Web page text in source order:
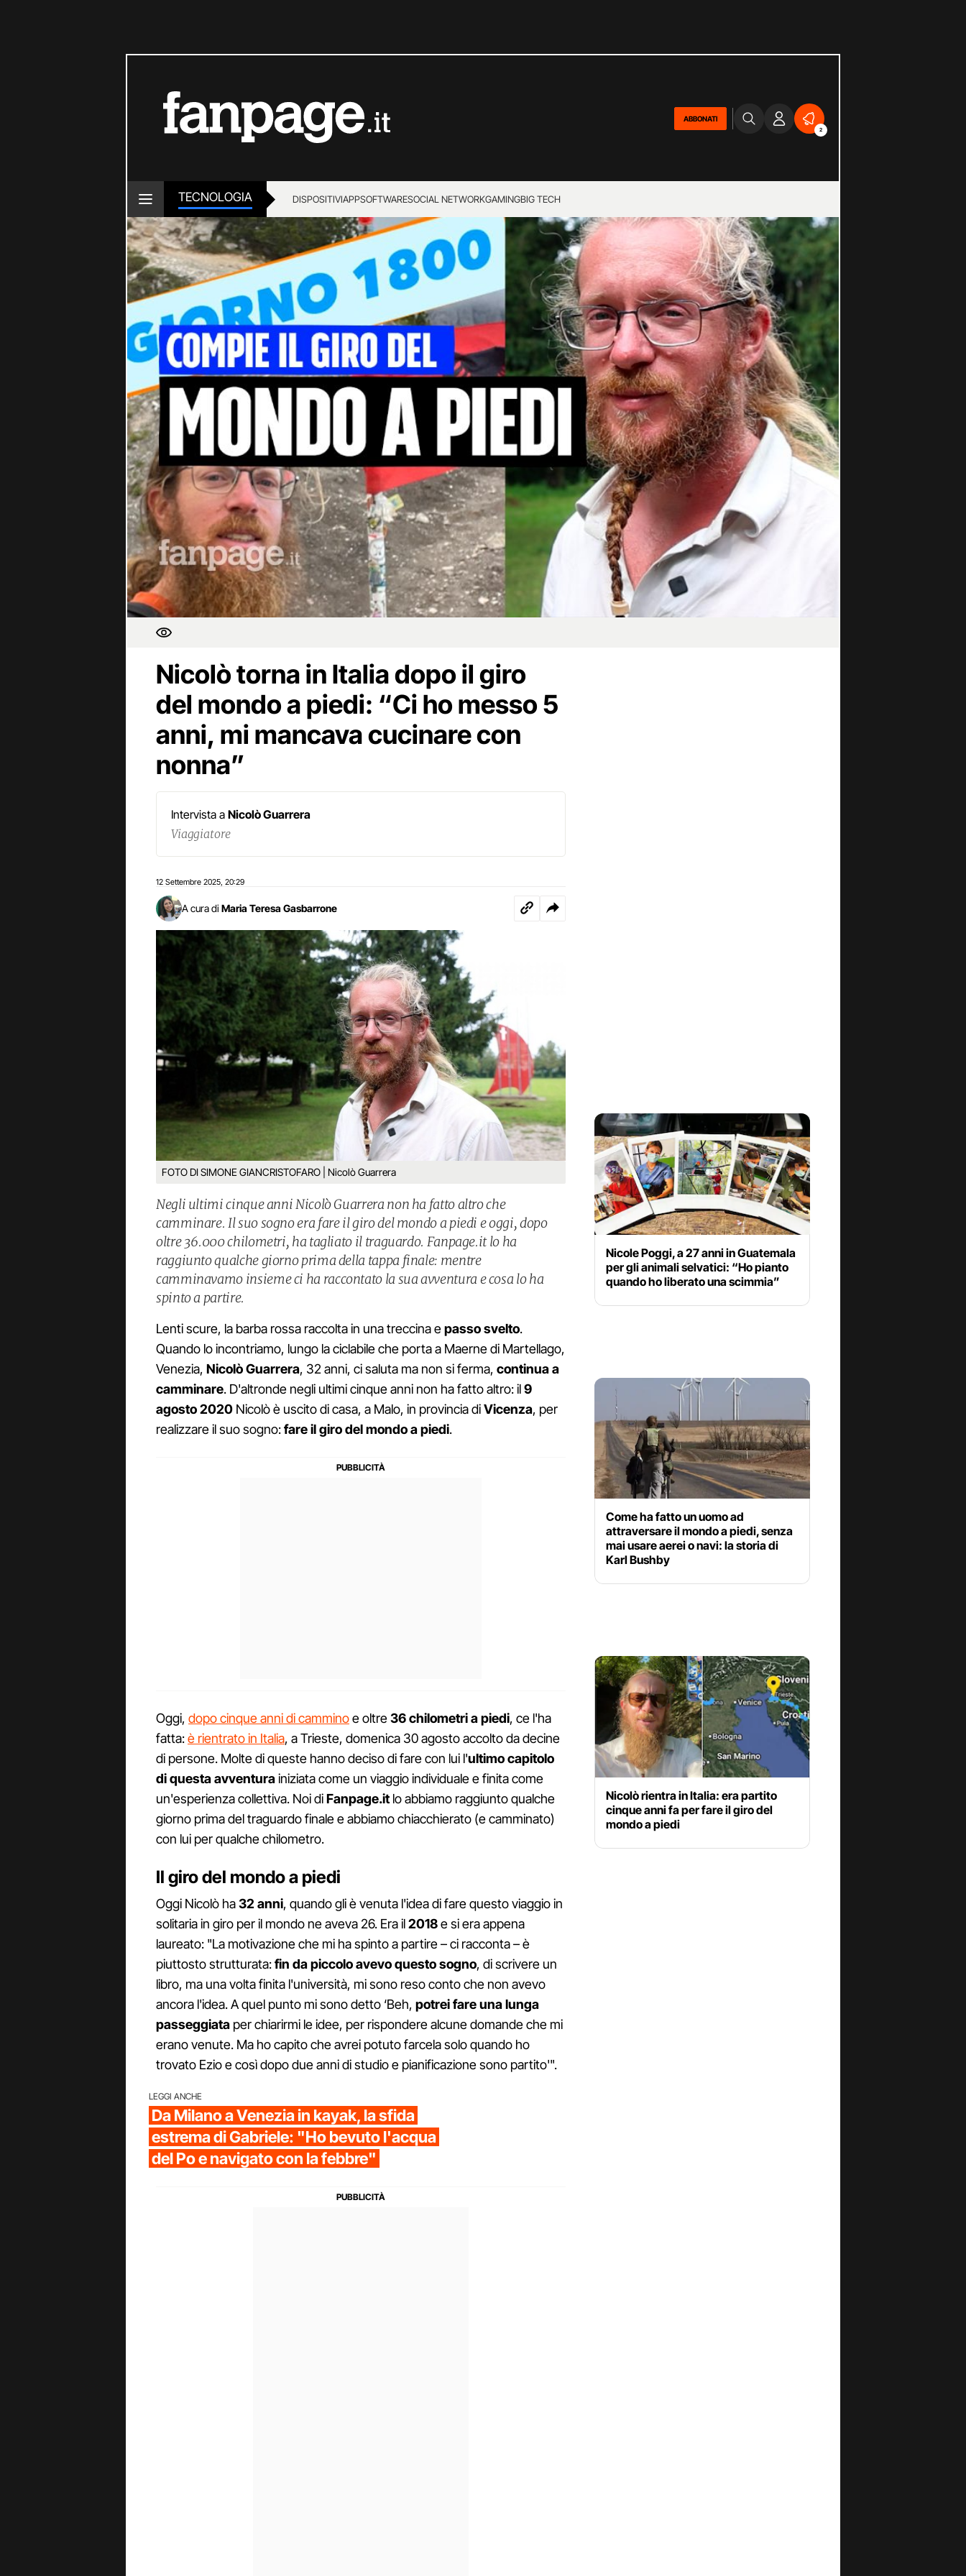
ABBONATI
2
TECNOLOGIA DISPOSITIVIAPPSOFTWARESOCIAL NETWORKGAMINGBIG TECH
Nicolò torna in Italia dopo il giro
del mondo a piedi: “Ci ho messo 5
anni, mi mancava cucinare con
nonna”
Intervista a Nicolò Guarrera
Viaggiatore
12 Settembre 2025 20:29
A cura di Maria Teresa Gasbarrone
FOTO DI SIMONE GIANCRISTOFARO | Nicolò Guarrera
Negli ultimi cinque anni Nicolò Guarrera non ha fatto altro che
camminare. Il suo sogno era fare il giro del mondo a piedi e oggi, dopo
oltre 36.000 chilometri, ha tagliato il traguardo. Fanpage.it lo ha
raggiunto qualche giorno prima della tappa finale: mentre
camminavamo insieme ci ha raccontato la sua avventura e cosa lo ha
spinto a partire.
Lenti scure, la barba rossa raccolta in una treccina epasso svelto.
Quando lo incontriamo, lungo la ciclabile che porta a Maerne di Martellago,
Venezia, Nicolò Guarrera, 32 anni, ci saluta ma non si ferma, continua a
camminare. D'altronde negli ultimi cinque anni non ha fatto altro: il9
agosto 2020 Nicolò è uscito di casa, a Malo, in provincia diVicenza, per
realizzare il suo sogno:fare il giro del mondo a piedi.
Oggi, dopo cinque anni di camminoe oltre36 chilometri a piedi, ce l'ha
fatta:è rientrato in Italia, a Trieste, domenica 30 agosto accolto da decine
di persone. Molte di queste hanno deciso di fare con lui l'ultimo capitolo
di questa avventurainiziata come un viaggio individuale e finita come
un'esperienza collettiva. Noi diFanpage.it lo abbiamo raggiunto qualche
giorno prima del traguardo finale e abbiamo chiacchierato (e camminato)
con lui per qualche chilometro.
Il giro del mondo a piedi
Oggi Nicolò ha32 anni, quando gli è venuta l'idea di fare questo viaggio in
solitaria in giro per il mondo ne aveva 26. Era il2018e si era appena
laureato: "La motivazione che mi ha spinto a partire – ci racconta – è
piuttosto strutturata:fin da piccolo avevo questo sogno, di scrivere un
libro, ma una volta finita l'università, mi sono reso conto che non avevo
ancora l'idea. A quel punto mi sono detto ‘Beh, potrei fare una lunga
passeggiata per chiarirmi le idee, per rispondere alcune domande che mi
erano venute. Ma ho capito che avrei potuto farcela solo quando ho
trovato Ezio e così dopo due anni di studio e pianificazione sono partito'".
LEGGI ANCHE
Da Milano a Venezia in kayak, la sfida
estrema di Gabriele: "Ho bevuto l'acqua
del Po e navigato con la febbre"
Nicole Poggi, a 27 anni in Guatemala
per gli animali selvatici: “Ho pianto
quando ho liberato una scimmia”
Come ha fatto un uomo ad
attraversare il mondo a piedi, senza
mai usare aerei o navi: la storia di
Karl Bushby
Nicolò rientra in Italia: era partito
cinque anni fa per fare il giro del
mondo a piedi